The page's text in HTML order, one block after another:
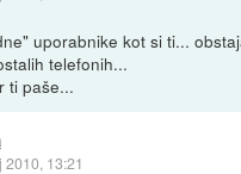
uporabnike kot si ti...
telefonih...
ti paše...
2010, 13:21